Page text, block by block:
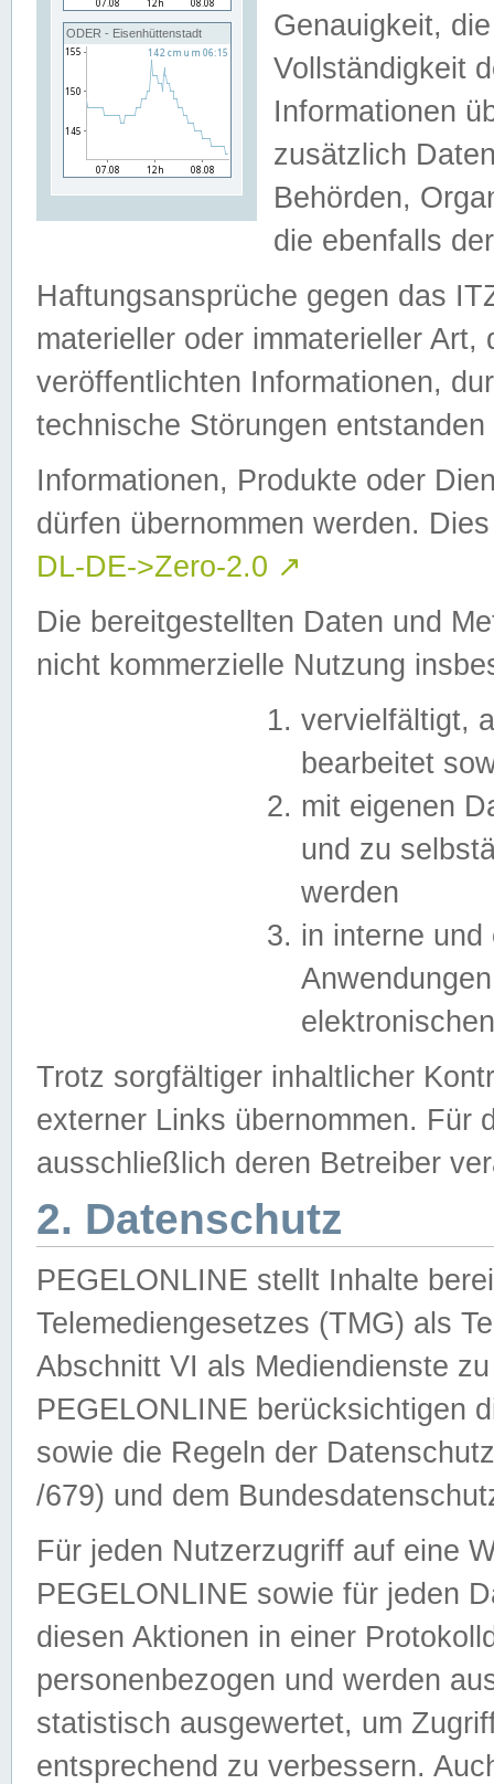
ODER - Eisenhüttenstadt
Genauigkeit,
Vollständigkeit
Informationen
zusätzlich
Behörden,
die ebenfalls
Haftungsansprüche gegen das
materieller oder immaterieller
veröffentlichten Informationen,
technische Störungen
Informationen, Produkte oder
dürfen übernommen werden.
DL-DE->Zero-2.0 ↗
Die bereitgestellten Daten und
nicht kommerzielle Nutzung
vervielfältigt,
bearbeitet
mit eigenen
und zu
werden
in interne
Trotz sorgfältiger inhaltlicher
externer Links übernommen. Für
ausschließlich deren Betreiber
2. Datenschutz
PEGELONLINE stellt Inhalte
Telemediengesetzes (TMG) als
Abschnitt VI als Mediendienste
PEGELONLINE berücksichtigen
sowie die Regeln der
/679) und dem
Für jeden Nutzerzugriff auf eine
PEGELONLINE sowie für jeden
diesen Aktionen in einer
personenbezogen und werden
statistisch ausgewertet, um
entsprechend zu verbessern.